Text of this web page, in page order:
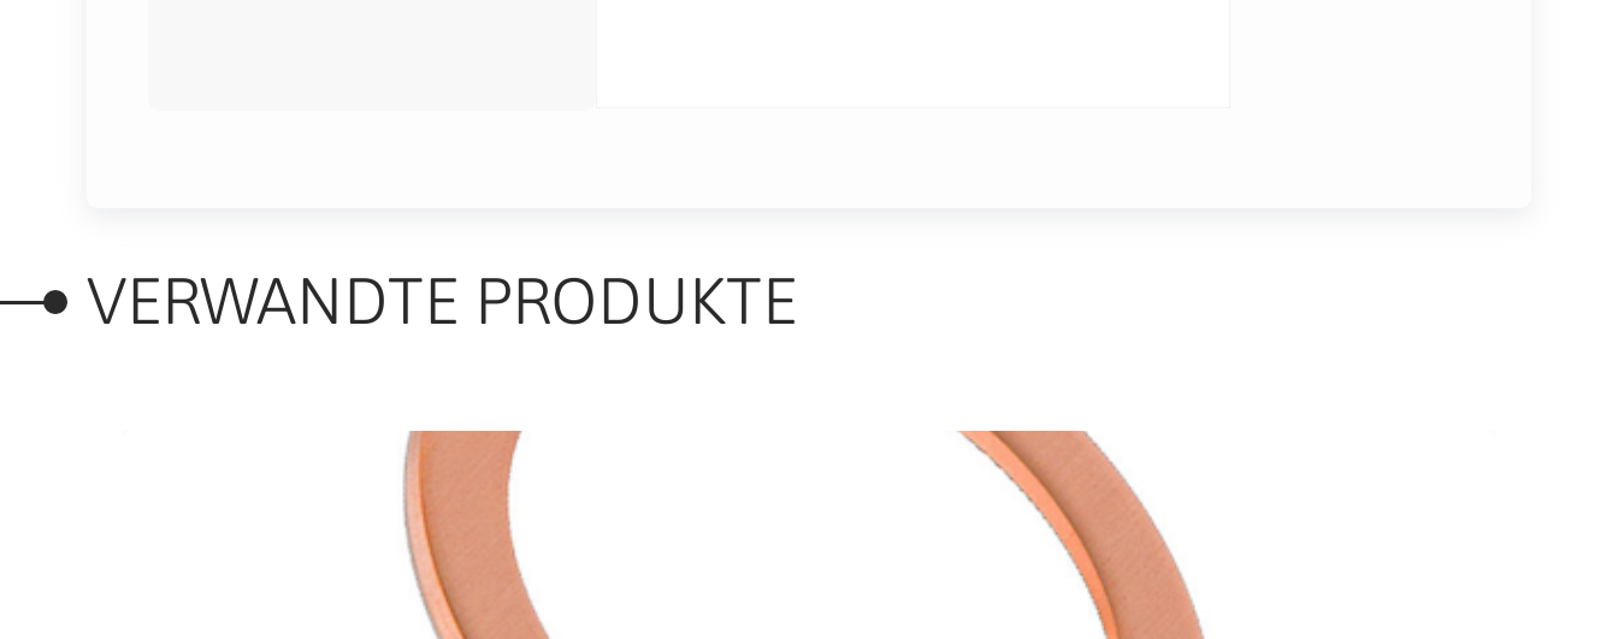
VERWANDTE PRODUKTE